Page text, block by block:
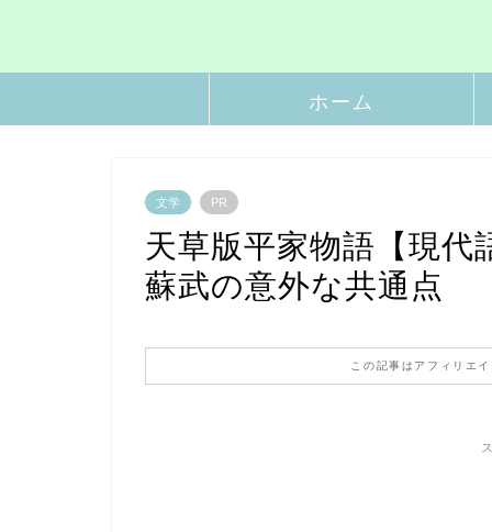
ホーム
文学 PR
天草版平家物語【現代
蘇武の意外な共通点
この記事はアフィリエ